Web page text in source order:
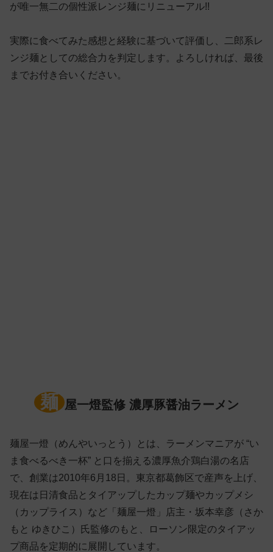
が唯一無二の個性派レンジ麺にリニューアル!!
実際に食べてみた感想と経験に基づいて評価し、二郎系レ
ンジ麺としての総合力を判定します。よろしければ、最後
までお付き合いください。
麺 屋一燈監修 濃厚豚醤油ラーメン
麺屋一燈（めんやいっとう）とは、ラーメンマニアが “い
ま食べるべき一杯” と口を揃える濃厚魚介鶏白湯の名店
で、創業は2010年6月18日。東京都葛飾区で産声を上げ、
現在は日清食品とタイアップしたカップ麺やカップメシ
（カップライス）など「麺屋一燈」店主・坂本幸彦（さか
もと ゆきひこ）氏監修のもと、ローソン限定のタイアッ
プ商品を定期的に展開しています。